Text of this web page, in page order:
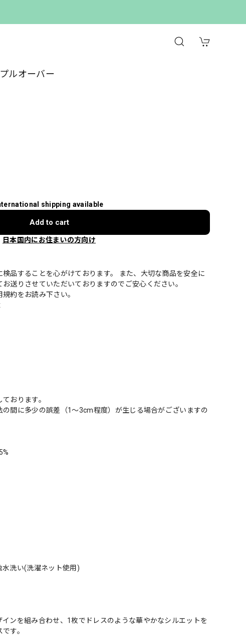
ルオーバー
shipping available
Add to cart
日本国内にお住まいの方向け
品することを心がけております。 また、大切な商品を安全に
送りさせていただいておりますのでご安心ください。
約をお読み下さい。
おります。
間に多少の誤差（1～3cm程度）が生じる場合がございますの
水洗い(洗濯ネット使用)
ンを組み合わせ、1枚でドレスのような華やかなシルエットを
す。